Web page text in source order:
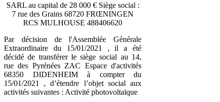
SARL au capital de 28 000 € Siège social :
7 rue des Grains 68720 FRŒNINGEN
RCS MULHOUSE 488406620
Par décision de l'Assemblée Générale
Extraordinaire du 15/01/2021 , il a été
décidé de transférer le siège social au 14,
rue des Pyrénées ZAC Espace d'activités
68350 DIDENHEIM à compter du
15/01/2021 , d’étendre l’objet social aux
activités suivantes : Activité photovoltaïque